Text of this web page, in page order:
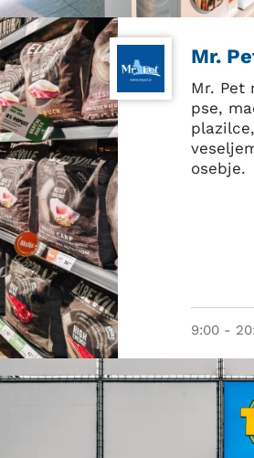
Mr.
Mr. Pet
pse,
osebje.
9:00 -